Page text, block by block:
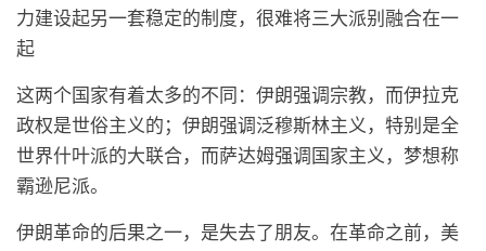
力建设起另一套稳定的制度，很难将三大派别融合在一
起
这两个国家有着太多的不同：伊朗强调宗教，而伊拉克
政权是世俗主义的；伊朗强调泛穆斯林主义，特别是全
世界什叶派的大联合，而萨达姆强调国家主义，梦想称
霸逊尼派。
伊朗革命的后果之一，是失去了朋友。在革命之前，美